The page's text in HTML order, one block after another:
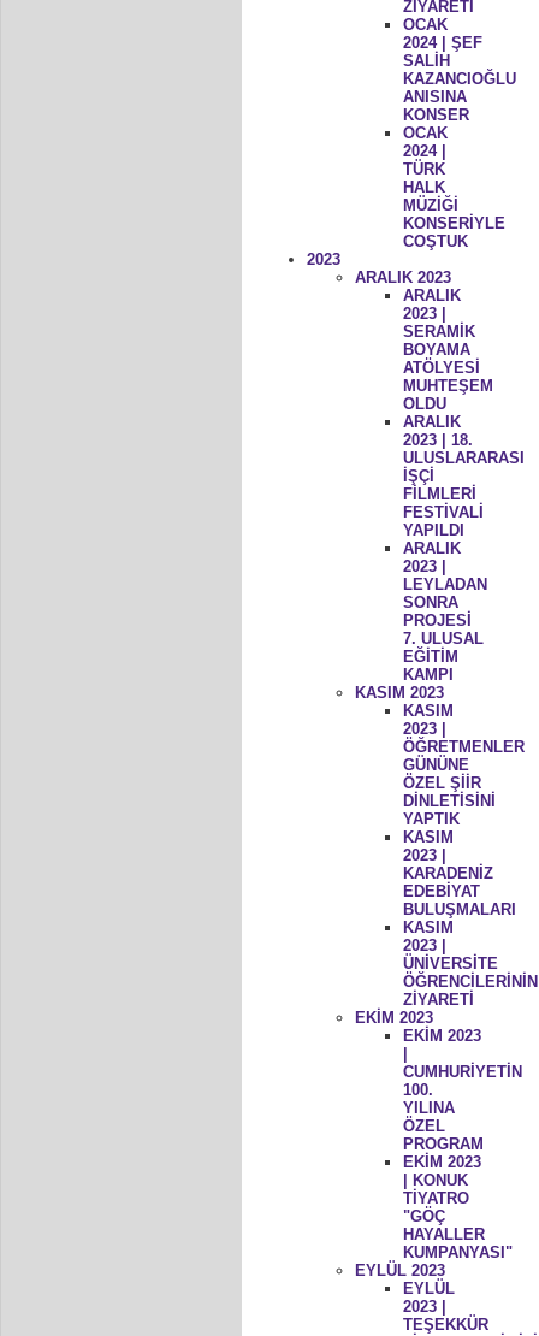
ZİYARETİ
OCAK
2024 | ŞEF
SALİH
KAZANCIOĞLU
ANISINA
KONSER
OCAK
2024 |
TÜRK
HALK
MÜZİĞİ
KONSERİYLE
COŞTUK
2023
ARALIK 2023
ARALIK
2023 |
SERAMİK
BOYAMA
ATÖLYESİ
MUHTEŞEM
OLDU
ARALIK
2023 | 18.
ULUSLARARASI
İŞÇİ
FİLMLERİ
FESTİVALİ
YAPILDI
ARALIK
2023 |
LEYLADAN
SONRA
PROJESİ
7. ULUSAL
EĞİTİM
KAMPI
KASIM 2023
KASIM
2023 |
ÖĞRETMENLER
GÜNÜNE
ÖZEL ŞİİR
DİNLETİSİNİ
YAPTIK
KASIM
2023 |
KARADENİZ
EDEBİYAT
BULUŞMALARI
KASIM
2023 |
ÜNİVERSİTE
ÖĞRENCİLERİNİN
ZİYARETİ
EKİM 2023
EKİM 2023
CUMHURİYETİN
100.
YILINA
ÖZEL
PROGRAM
EKİM 2023
| KONUK
TİYATRO
"GÖÇ
HAYALLER
KUMPANYASI"
EYLÜL 2023
EYLÜL
2023 |
TEŞEKKÜR